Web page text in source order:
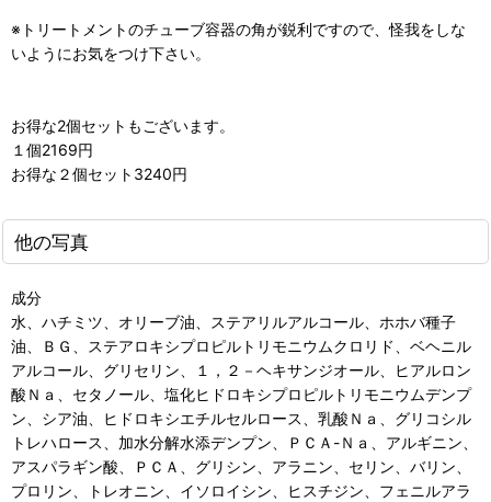
※トリートメントのチューブ容器の角が鋭利ですので、怪我をしな
いようにお気をつけ下さい。
お得な2個セットもございます。
１個2169円
お得な２個セット3240円
他の写真
成分
水、ハチミツ、オリーブ油、ステアリルアルコール、ホホバ種子
油、ＢＧ、ステアロキシプロピルトリモニウムクロリド、ベヘニル
アルコール、グリセリン、１，２－ヘキサンジオール、ヒアルロン
酸Ｎａ、セタノール、塩化ヒドロキシプロピルトリモニウムデンプ
ン、シア油、ヒドロキシエチルセルロース、乳酸Ｎａ、グリコシル
トレハロース、加水分解水添デンプン、ＰＣＡ-Ｎａ、アルギニン、
アスパラギン酸、ＰＣＡ、グリシン、アラニン、セリン、バリン、
プロリン、トレオニン、イソロイシン、ヒスチジン、フェニルアラ